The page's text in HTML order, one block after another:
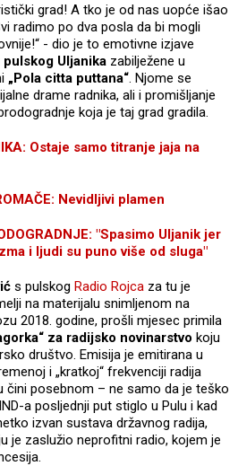
grad! A tko je od nas uopće išao
radimo po dva posla da bi mogli
- dio je to emotivne izjave
pulskog Uljanika zabilježene u
„Pola citta puttana“. Njome se
drame radnika, ali i promišljanje
koja je taj grad gradila.
Ostaje samo titranje jaja na
Nevidljivi plamen
"Spasimo Uljanik jer
i ljudi su puno više od sluga"
s pulskog Radio Rojca za tu je
na materijalu snimljenom na
2018. godine, prošli mjesec primila
za radijsko novinarstvo koju
društvo. Emisija je emitirana u
i „kratkoj“ frekvenciji radija
čini posebnom – ne samo da je teško
a posljednji put stiglo u Pulu i kad
izvan sustava državnog radija,
je zaslužio neprofitni radio, kojem je